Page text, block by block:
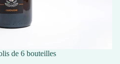
de 6 bouteilles